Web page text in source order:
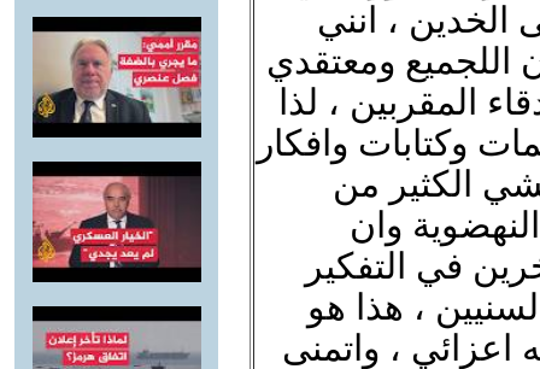
الخدين ، انني
ومعتقدي
المقربين ، لذا
وكتابات وافكار
الكثير من
وان
في التفكير
، هذا هو
اعزائي ، واتمنى